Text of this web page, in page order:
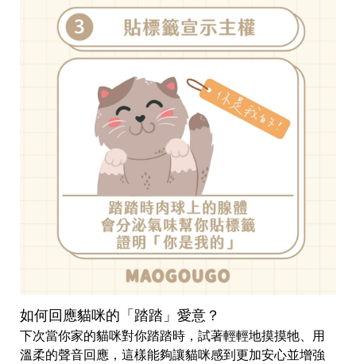
如何回應貓咪的「踏踏」愛意？
下次當你家的貓咪對你踏踏時，試著輕輕地摸摸牠、用
溫柔的聲音回應，這樣能夠讓貓咪感到更加安心並增強